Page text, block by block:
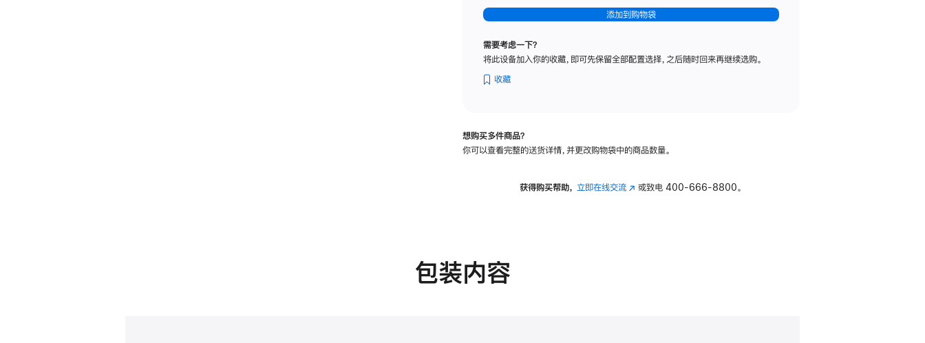
-
纳
理
可
斜
添加到购物袋
需要考虑一下？
将此设备加入你的收藏，即可先保留全部配置选择，之后随时回来再继续选购。
收藏
想购买多件商品？
你可以查看完整的送货详情，并更改购物袋中的商品数量。
获得购买帮助， 立即在线交流(在 或致电400-666-8800。
包装内容